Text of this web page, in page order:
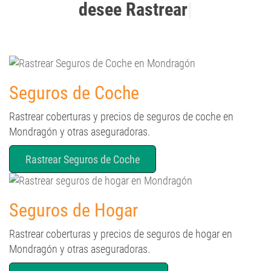
Seguros de Coche
Rastrear coberturas y precios de seguros de coche en
Mondragón y otras aseguradoras.
Rastrear Seguros de Coche
Seguros de Hogar
Rastrear coberturas y precios de seguros de hogar en
Mondragón y otras aseguradoras.
Rastrear de Seguros de Hogar